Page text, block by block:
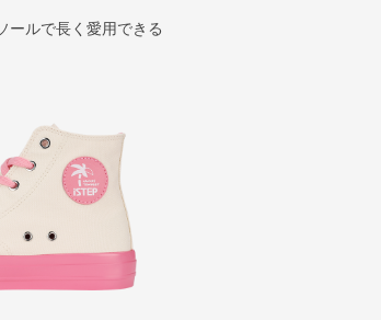
ールで長く愛用できる